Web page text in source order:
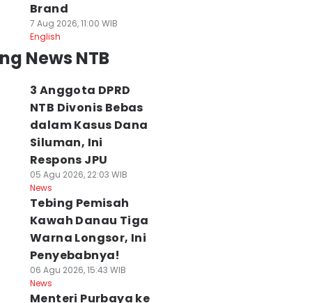
Brand
7 Aug 2026, 11:00 WIB
English
News NTB
3 Anggota DPRD
NTB Divonis Bebas
dalam Kasus Dana
Siluman, Ini
Respons JPU
05 Agu 2026, 22:03 WIB
News
Tebing Pemisah
Kawah Danau Tiga
Warna Longsor, Ini
Penyebabnya!
06 Agu 2026, 15:43 WIB
News
Menteri Purbaya ke